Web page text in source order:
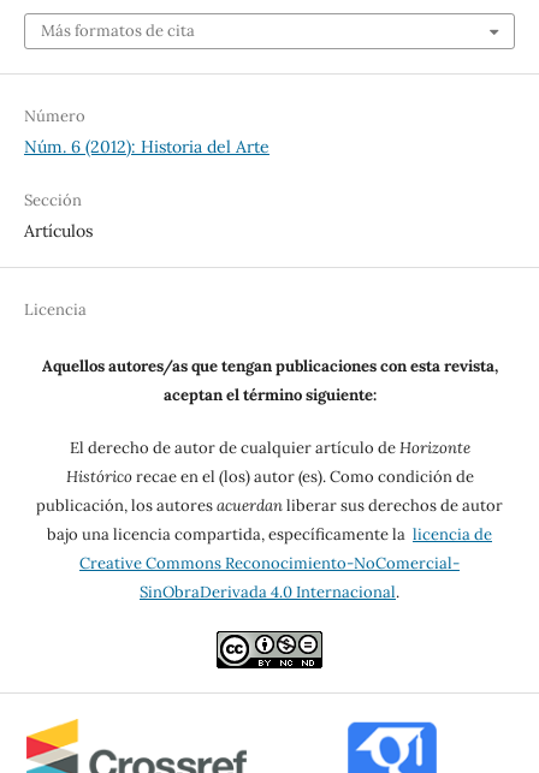
Más formatos de cita
Número
Núm. 6 (2012): Historia del Arte
Sección
Artículos
Licencia
Aquellos autores/as que tengan publicaciones con esta revista,
aceptan el término siguiente:
El derecho de autor de cualquier artículo deHorizonte
Históricorecae en el (los) autor (es). Como condición de
publicación, los autoresacuerdanliberar sus derechos de autor
bajo una licencia compartida, específicamente la licencia de
Creative Commons Reconocimiento-NoComercial-
SinObraDerivada 4.0 Internacional.